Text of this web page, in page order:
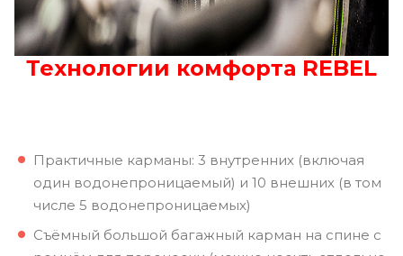
Технологии комфорта REBEL
Практичные карманы: 3 внутренних (включая
один водонепроницаемый) и 10 внешних (в том
числе 5 водонепроницаемых)
Съёмный большой багажный карман на спине с